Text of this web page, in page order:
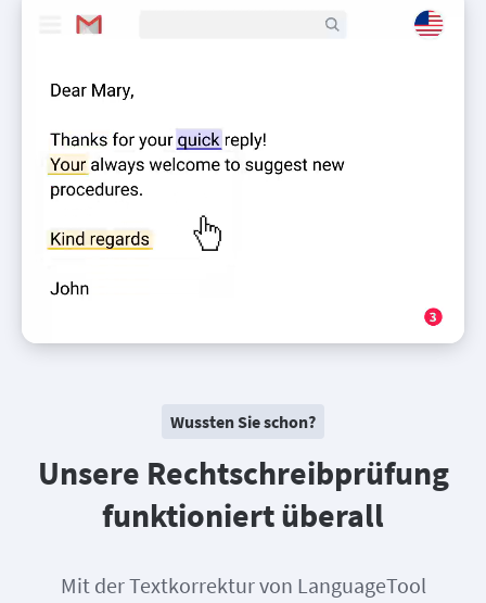
Wussten Sie schon?
Unsere Rechtschreibprüfung
funktioniert überall
Mit der Textkorrektur von LanguageTool